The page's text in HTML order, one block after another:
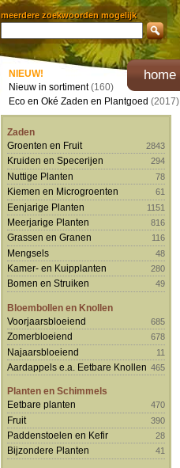
meerdere zoekwoorden mogelijk
home
NIEUW!
Nieuw in sortiment(160)
Eco en Oké Zaden en Plantgoed (2017)
Zaden
Groenten en Fruit
2843
Kruiden en Specerijen 294
Nuttige Planten 78
Kiemen en Microgroenten 61
Eenjarige Planten 1151
Meerjarige Planten 816
Grassen en Granen 116
Mengsels 48
Kamer- en Kuipplanten 280
Bomen en Struiken 49
Bloembollen en Knollen
Voorjaarsbloeiend
685
Zomerbloeiend 678
Najaarsbloeiend 11
Aardappels e.a. Eetbare Knollen 465
Planten en Schimmels
Eetbare planten
470
Fruit 390
Paddenstoelen en Kefir 28
Bijzondere Planten 41